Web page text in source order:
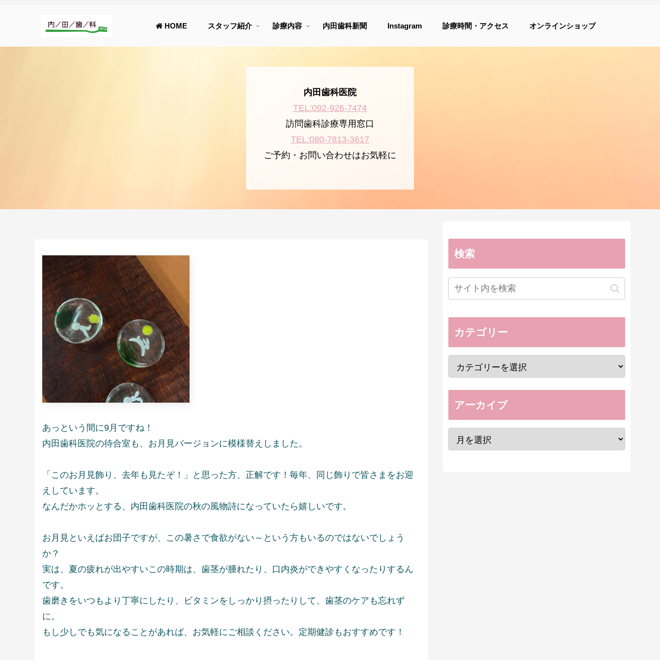
HOME スタッフ紹介 診療内容 内田歯科新聞 Instagram 診療時間・アクセス オンラインショップ
内田歯科医院
TEL:092-926-7474
訪問歯科診療専用窓口
TEL:080-7813-3617
ご予約・お問い合わせはお気軽に
あっという間に9月ですね！
内田歯科医院の待合室も、お月見バージョンに模様替えしました。
「このお月見飾り、去年も見たぞ！」と思った方、正解です！毎年、同じ飾りで皆さまをお迎
えしています。
なんだかホッとする、内田歯科医院の秋の風物詩になっていたら嬉しいです。
お月見といえばお団子ですが、この暑さで食欲がない～という方もいるのではないでしょう
か？
実は、夏の疲れが出やすいこの時期は、歯茎が腫れたり、口内炎ができやすくなったりするん
です。
歯磨きをいつもより丁寧にしたり、ビタミンをしっかり摂ったりして、歯茎のケアも忘れず
に。
もし少しでも気になることがあれば、お気軽にご相談ください。定期健診もおすすめです！
検索
カテゴリー
アーカイブ